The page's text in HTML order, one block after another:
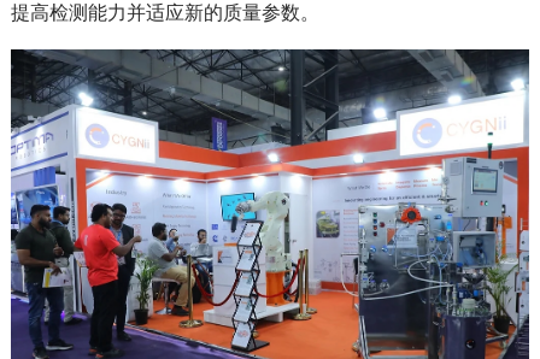
提高检测能力并适应新的质量参数。